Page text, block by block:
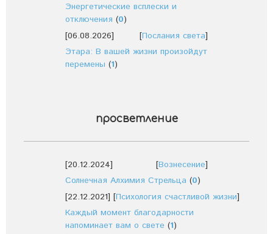
Энергетические всплески и
отключения (0)
[06.08.2026]
[Послания света]
Этара: В вашей жизни произойдут
перемены (1)
просветление
[20.12.2024] [Вознесение]
Солнечная Алхимия Стрельца (0)
[22.12.2021] [Психология счастливой жизни]
Каждый момент благодарности
напоминает вам о свете (1)